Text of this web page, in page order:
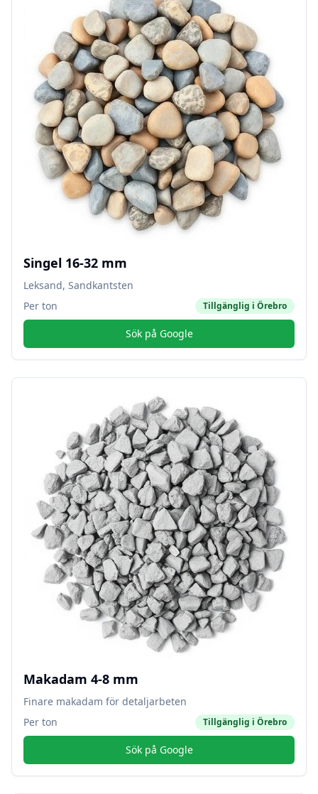
Singel 16-32 mm
Leksand, Sandkantsten
Per ton
Tillgänglig i Örebro
Sök på Google
Makadam 4-8 mm
Finare makadam för detaljarbeten
Per ton
Tillgänglig i Örebro
Sök på Google